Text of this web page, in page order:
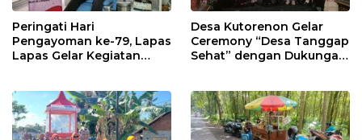
Peringati Hari
Pengayoman ke-79, Lapas
Lapas Gelar Kegiatan
Desa Kutorenon Gelar
Ceremony “Desa Tanggap
Sehat” dengan Dukungan